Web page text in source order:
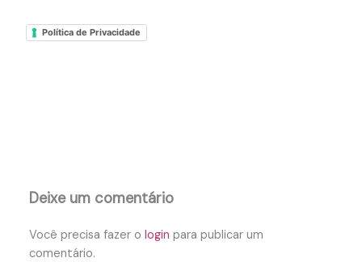
Política de Privacidade
Deixe um comentário
Você precisa fazer ologin para publicar um
comentário.